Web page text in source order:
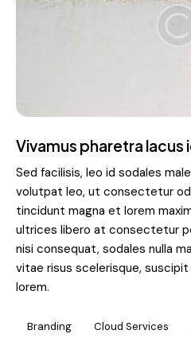
Vivamus pharetra lacus
Sed facilisis, leo id sodales
volutpat leo, ut consectetur
tincidunt magna et lorem
ultrices libero at consectetur
nisi consequat, sodales nulla
vitae risus scelerisque,
lorem.
Branding Cloud Services